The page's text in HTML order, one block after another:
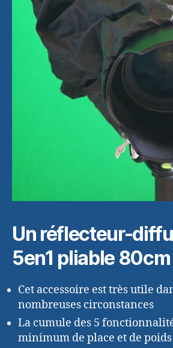
Un réflecteur-
5en1 pliable 80cm
Cet accessoire est très utile
nombreuses circonstances
La cumule des 5
minimum de place et de